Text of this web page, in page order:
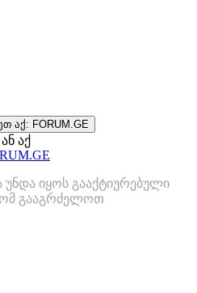
აქ: FORUM.GE
ან აქ
უნდა იყოს გააქტიურებული
გააგრძელოთ